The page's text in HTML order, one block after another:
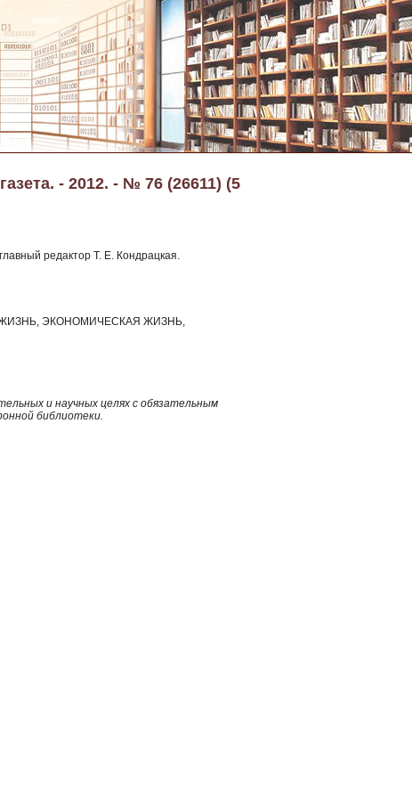
- 2012. - № 76 (26611) (5
редактор Т. Е. Кондрацкая.
ЭКОНОМИЧЕСКАЯ ЖИЗНЬ,
и научных целях с обязательным
библиотеки.